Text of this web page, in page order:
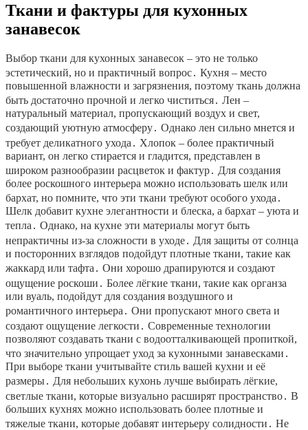
Ткани и фактуры для кухонных
занавесок
Выбор ткани для кухонных занавесок – это не только
эстетический, но и практичный вопрос․ Кухня – место
повышенной влажности и загрязнения, поэтому ткань должна
быть достаточно прочной и легко чиститься․ Лен –
натуральный материал, пропускающий воздух и свет,
создающий уютную атмосферу․ Однако лен сильно мнется и
требует деликатного ухода․ Хлопок – более практичный
вариант, он легко стирается и гладится, представлен в
широком разнообразии расцветок и фактур․ Для создания
более роскошного интерьера можно использовать шелк или
бархат, но помните, что эти ткани требуют особого ухода․
Шелк добавит кухне элегантности и блеска, а бархат – уюта и
тепла․ Однако, на кухне эти материалы могут быть
непрактичны из-за сложности в уходе․ Для защиты от солнца
и посторонних взглядов подойдут плотные ткани, такие как
жаккард или тафта․ Они хорошо драпируются и создают
ощущение роскоши․ Более лёгкие ткани, такие как органза
или вуаль, подойдут для создания воздушного и
романтичного интерьера․ Они пропускают много света и
создают ощущение легкости․ Современные технологии
позволяют создавать ткани с водоотталкивающей пропиткой,
что значительно упрощает уход за кухонными занавесками․
При выборе ткани учитывайте стиль вашей кухни и её
размеры․ Для небольших кухонь лучше выбирать лёгкие,
светлые ткани, которые визуально расширят пространство․ В
больших кухнях можно использовать более плотные и
тяжелые ткани, которые добавят интерьеру солидности․ Не